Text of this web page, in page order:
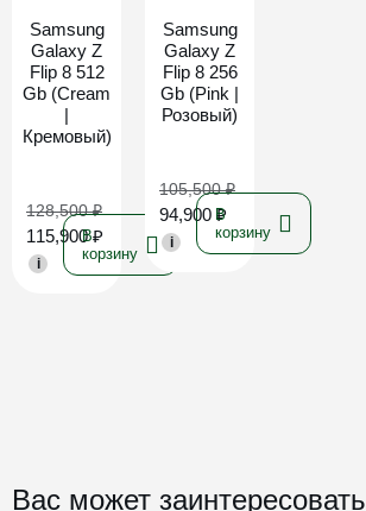
Samsung
Galaxy Z
Flip 8 512
Gb (Cream
|
Кремовый)
128,500₽
115,900₽
i
В
корзину
Samsung
Galaxy Z
Flip 8 256
Gb (Pink |
Розовый)
105,500₽
94,900 ₽
i
В
корзину
Вас может заинтересовать